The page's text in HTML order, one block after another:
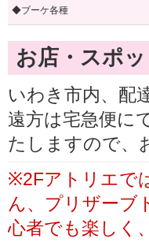
◆ブーケ各種
お店・スポ
いわき市内、配
遠方は宅急便に
たしますので、
※2Fアトリエで
ん、プリザーブ
心者でも楽しく